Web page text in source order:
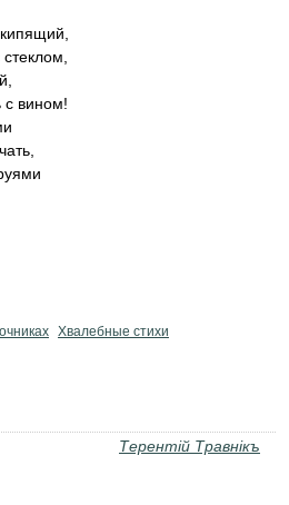
с вином!
Хвалебные стихи
Терентiй Травнiкъ